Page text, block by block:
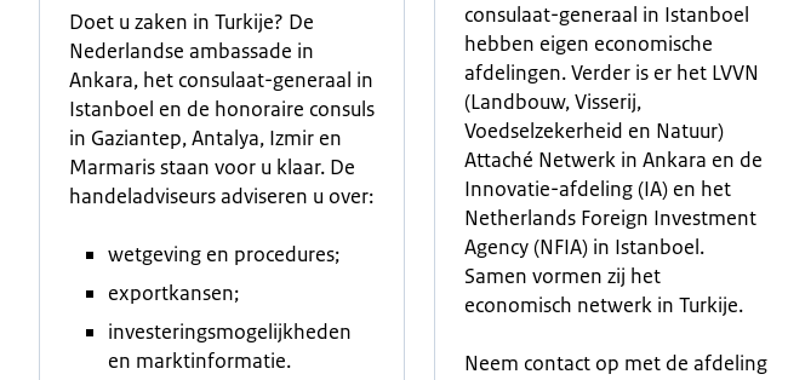
Doet u zaken in Turkije? De
Nederlandse ambassade in
Ankara, het consulaat-generaal in
Istanboel en de honoraire consuls
in Gaziantep, Antalya, Izmir en
Marmaris staan voor u klaar. De
handeladviseurs adviseren u over:
wetgeving en procedures;
exportkansen;
investeringsmogelijkheden
en marktinformatie.
consulaat-generaal in Istanboel
hebben eigen economische
afdelingen. Verder is er het LVVN
(Landbouw, Visserij,
Voedselzekerheid en Natuur)
Attaché Netwerk in Ankara en de
Innovatie-afdeling (IA) en het
Netherlands Foreign Investment
Agency (NFIA) in Istanboel.
Samen vormen zij het
economisch netwerk in Turkije.
Neem contact op met de afdeling